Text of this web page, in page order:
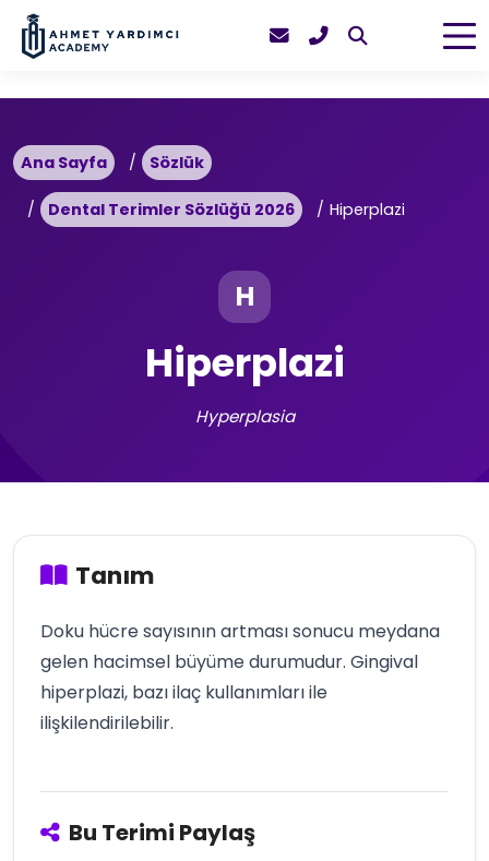
Ana Sayfa Sözlük
Dental Terimler Sözlüğü 2026 Hiperplazi
H
Hiperplazi
Hyperplasia
Tanım
Doku hücre sayısının artması sonucu meydana
gelen hacimsel büyüme durumudur. Gingival
hiperplazi, bazı ilaç kullanımları ile
ilişkilendirilebilir.
Bu Terimi Paylaş